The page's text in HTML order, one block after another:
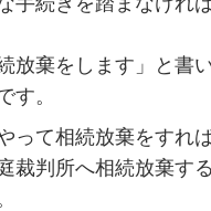
放棄をします」と書
す。
って相続放棄をすれ
裁判所へ相続放棄す